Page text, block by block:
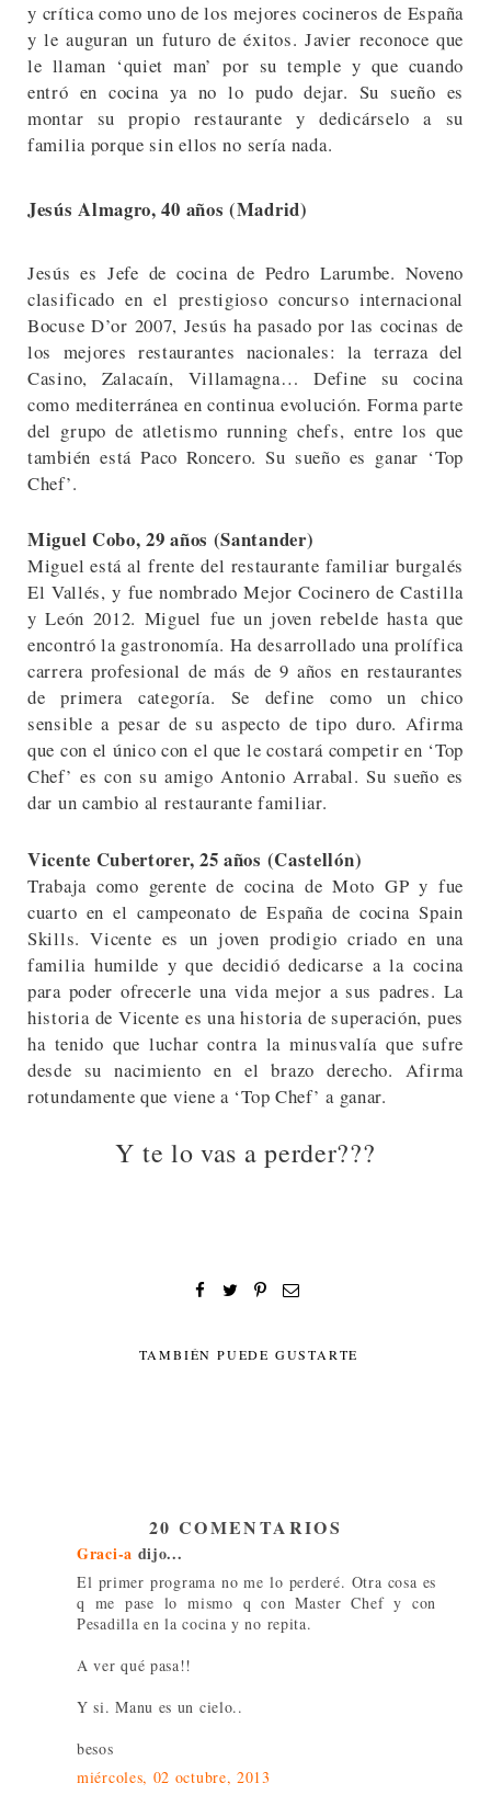
y crítica como uno de los mejores cocineros de España
y le auguran un futuro de éxitos. Javier reconoce que
le llaman ‘quiet man’ por su temple y que cuando
entró en cocina ya no lo pudo dejar. Su sueño es
montar su propio restaurante y dedicárselo a su
familia porque sin ellos no sería nada.
Jesús Almagro, 40 años (Madrid)
Jesús es Jefe de cocina de Pedro Larumbe. Noveno
clasificado en el prestigioso concurso internacional
Bocuse D’or 2007, Jesús ha pasado por las cocinas de
los mejores restaurantes nacionales: la terraza del
Casino, Zalacaín, Villamagna… Define su cocina
como mediterránea en continua evolución. Forma parte
del grupo de atletismo running chefs, entre los que
también está Paco Roncero. Su sueño es ganar ‘Top
Chef’.
Miguel Cobo, 29 años (Santander)
Miguel está al frente del restaurante familiar burgalés
El Vallés, y fue nombrado Mejor Cocinero de Castilla
y León 2012. Miguel fue un joven rebelde hasta que
encontró la gastronomía. Ha desarrollado una prolífica
carrera profesional de más de 9 años en restaurantes
de primera categoría. Se define como un chico
sensible a pesar de su aspecto de tipo duro. Afirma
que con el único con el que le costará competir en ‘Top
Chef’ es con su amigo Antonio Arrabal. Su sueño es
dar un cambio al restaurante familiar.
Vicente Cubertorer, 25 años (Castellón)
Trabaja como gerente de cocina de Moto GP y fue
cuarto en el campeonato de España de cocina Spain
Skills. Vicente es un joven prodigio criado en una
familia humilde y que decidió dedicarse a la cocina
para poder ofrecerle una vida mejor a sus padres. La
historia de Vicente es una historia de superación, pues
ha tenido que luchar contra la minusvalía que sufre
desde su nacimiento en el brazo derecho. Afirma
rotundamente que viene a ‘Top Chef’ a ganar.
Y te lo vas a perder???
TAMBIÉN PUEDE GUSTARTE
20 COMENTARIOS
Graci-a dijo...
El primer programa no me lo perderé. Otra cosa es
q me pase lo mismo q con Master Chef y con
Pesadilla en la cocina y no repita.
A ver qué pasa!!
Y si. Manu es un cielo..
besos
miércoles, 02 octubre, 2013